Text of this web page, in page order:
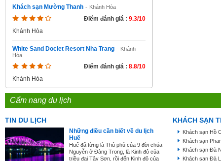
Khách sạn Mường Thanh - Khánh Hòa
Điểm đánh giá : 9.3/10
Khánh Hòa
White Sand Doclet Resort Nha Trang - Khánh
Hòa
Điểm đánh giá : 8.8/10
Khánh Hòa
Cẩm nang du lịch
TIN DU LỊCH
Những điều cần biết về du lịch
Huế
Huế đã từng là Thủ phủ của 9 đời chúa
Nguyễn ở Đàng Trong, là Kinh đô của
triều đại Tây Sơn, rồi đến Kinh đô của
KHÁCH SẠN
Khách sạn Hồ
Khách sạn
Khách sạn Đà
Khách sạn Đà